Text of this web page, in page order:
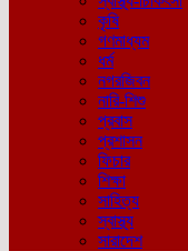
কৃষি
গণমাধ্যম
ধর্ম
নগরজিবন
নারি-শিশু
প্রবাস
প্রশাসন
ফিচার
শিক্ষা
সাহিত্য
স্বাস্থ্য
সারাদেশ